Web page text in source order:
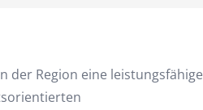
der Region eine leistungsfähige